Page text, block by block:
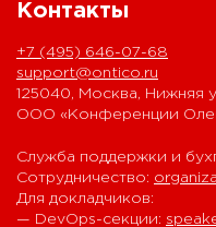
Контакты
+7 (495) 646-07-68
support@ontico.ru
125040, Москва, Нижняя
ООО «Конференции
Служба поддержки и
Сотрудничество:
Для докладчиков:
— DevOps-секции: